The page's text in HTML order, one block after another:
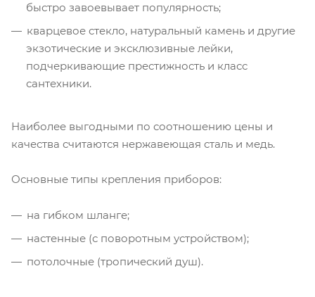
быстро завоевывает популярность;
кварцевое стекло, натуральный камень и другие
экзотические и эксклюзивные лейки,
подчеркивающие престижность и класс
сантехники.
Наиболее выгодными по соотношению цены и
качества считаются нержавеющая сталь и медь.
Основные типы крепления приборов:
на гибком шланге;
настенные (с поворотным устройством);
потолочные (тропический душ).